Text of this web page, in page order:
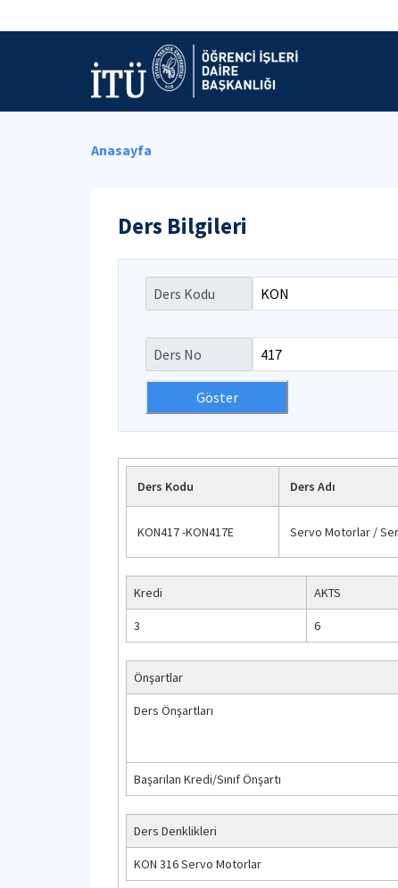
Anasayfa
Ders Bilgileri
Ders Kodu
Ders No
Ders Kodu Ders Adı
KON417 -KON417E Servo Motorlar /
Kredi AKTS
3 6
Önşartlar
Ders Önşartları
Başarılan Kredi/Sınıf Önşartı
Ders Denklikleri
KON 316 Servo Motorlar